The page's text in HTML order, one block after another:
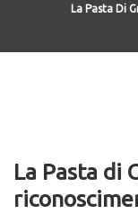
La Pasta Di
La Pasta di